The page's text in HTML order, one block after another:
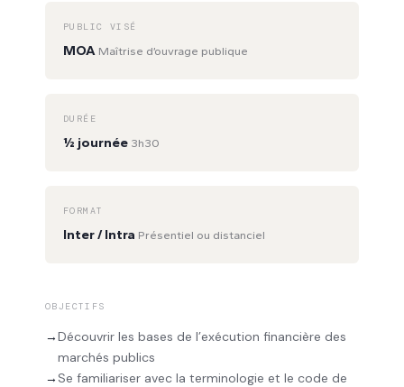
PUBLIC VISÉ
MOA Maîtrise d’ouvrage publique
DURÉE
½ journée 3h30
FORMAT
Inter / Intra Présentiel ou distanciel
OBJECTIFS
→Découvrir les bases de l’exécution financière des
marchés publics
→ Se familiariser avec la terminologie et le code de